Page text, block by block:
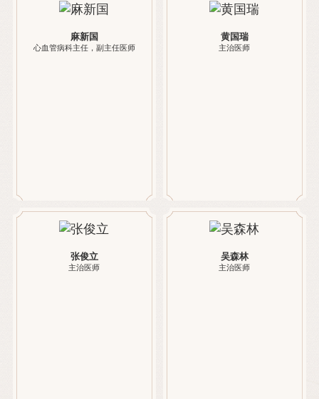
麻新国
心血管病科主任，副主任医师
黄国瑞
主治医师
张俊立
主治医师
吴森林
主治医师